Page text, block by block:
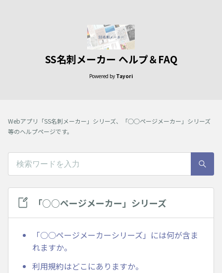
SS名刺メーカー ヘルプ＆FAQ
Powered by Tayori
Webアプリ「SS名刺メーカー」シリーズ、「○○ページメーカー」シリーズ
等のヘルプページです。
「○○ページメーカー」シリーズ
「○○ページメーカーシリーズ」には何が含ま
れますか。
利用規約はどこにありますか。